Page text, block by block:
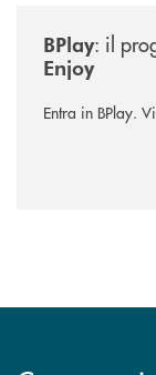
BPlay: il
Enjoy
Entra in BPlay.